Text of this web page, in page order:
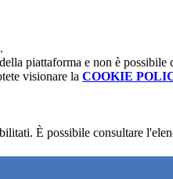
piattaforma e non è possibile
visionare la COOKIE
È possibile consultare